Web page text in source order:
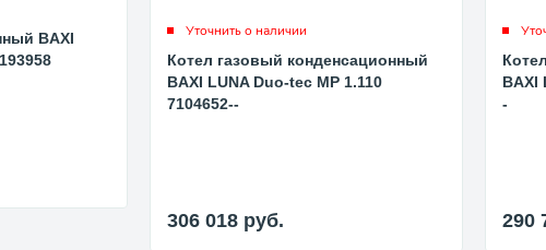
BAXI
Уточнить о наличии
Котел газовый конденсационный
BAXI LUNA Duo-tec MP 1.110
7104652--
306 018 руб.
BAXI
-
290